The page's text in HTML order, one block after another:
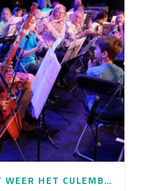
OOK IN SEIZOEN 2025-2026 START WEER HET CULEMBORGSE SCHOOLORKEST